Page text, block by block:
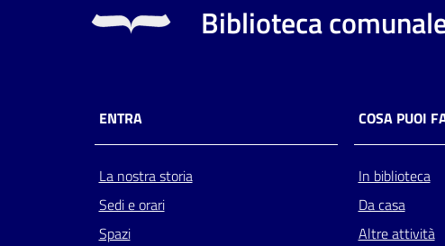
Biblioteca
ENTRA
La nostra storia
Sedi e orari
Spazi
COSA PUOI
In biblioteca
Da casa
Altre attività